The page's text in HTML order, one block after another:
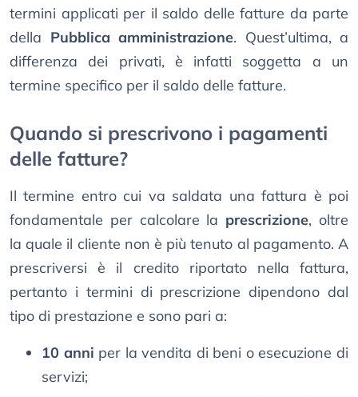
termini applicati per il saldo delle fatture da parte
della Pubblica amministrazione. Quest’ultima, a
differenza dei privati, è infatti soggetta a un
termine specifico per il saldo delle fatture.
Quando si prescrivono i pagamenti
delle fatture?
Il termine entro cui va saldata una fattura è poi
fondamentale per calcolare la prescrizione, oltre
la quale il cliente non è più tenuto al pagamento. A
prescriversi è il credito riportato nella fattura,
pertanto i termini di prescrizione dipendono dal
tipo di prestazione e sono pari a:
10 anni per la vendita di beni o esecuzione di
servizi;